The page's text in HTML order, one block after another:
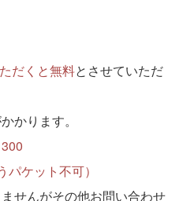
だくと無料とさせていただ
かります。
300
ケット不可）
せんがその他お問い合わせ